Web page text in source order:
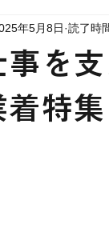
事を
着特
年5月8日 読了時